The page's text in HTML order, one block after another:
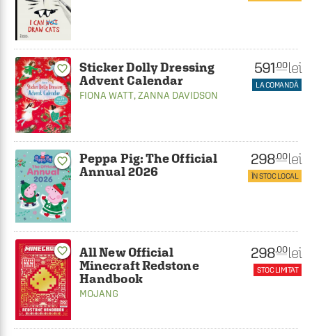
favorite_border
Sticker Dolly Dressing
Advent Calendar
FIONA WATT,ZANNA DAVIDSON
591.00 lei
LA COMANDĂ
favorite_border
Peppa Pig: The Official
Annual 2026
298.00 lei
ÎN STOC LOCAL
favorite_border
All New Official
Minecraft Redstone
Handbook
MOJANG
298.00 lei
STOC LIMITAT